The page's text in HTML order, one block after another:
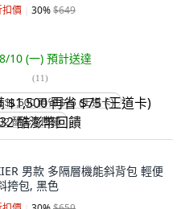
扣價 30%$649
10 (一) 預計送達
(11)
$1,500 再省 $75 (王道卡)
酷澎幣回饋
男款 多隔層機能斜背包 輕便
挎包, 黑色